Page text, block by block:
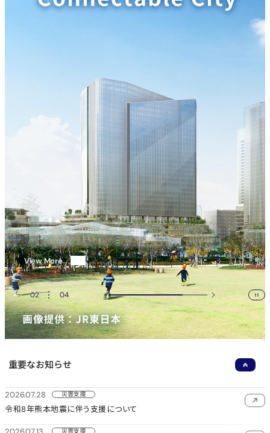
View More
03 04 一時停止
重要なお知らせ
2026.07.28 災害支援
令和8年熊本地震に伴う支援について
災害支援